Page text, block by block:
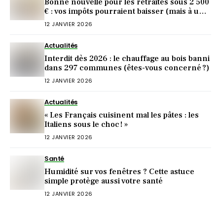
Bonne nouvelle pour les retraités sous 2 500
€ : vos impôts pourraient baisser (mais à une
condition)
12 JANVIER 2026
Actualités
Interdit dès 2026 : le chauffage au bois banni
dans 297 communes (êtes-vous concerné ?)
12 JANVIER 2026
Actualités
« Les Français cuisinent mal les pâtes : les
Italiens sous le choc ! »
12 JANVIER 2026
Santé
Humidité sur vos fenêtres ? Cette astuce
simple protège aussi votre santé
12 JANVIER 2026